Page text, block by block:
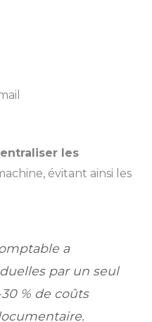
les
évitant ainsi les
a
par un seul
% de coûts